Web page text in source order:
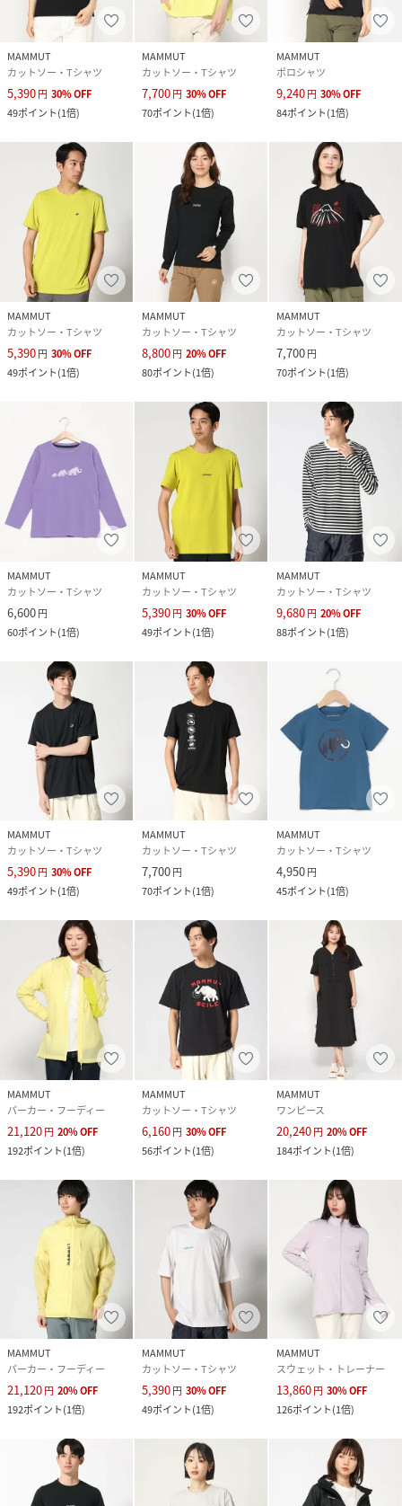
MAMMUT
カットソー・Tシャツ
5,390円 30%OFF
49ポイント(1倍)
MAMMUT
カットソー・Tシャツ
7,700円 30%OFF
70ポイント(1倍)
MAMMUT
ポロシャツ
9,240円 30%OFF
84ポイント(1倍)
MAMMUT
カットソー・Tシャツ
5,390円 30%OFF
49ポイント(1倍)
MAMMUT
カットソー・Tシャツ
8,800円 20%OFF
80ポイント(1倍)
MAMMUT
カットソー・Tシャツ
7,700円
70ポイント(1倍)
MAMMUT
カットソー・Tシャツ
6,600円
60ポイント(1倍)
MAMMUT
カットソー・Tシャツ
5,390円 30%OFF
49ポイント(1倍)
MAMMUT
カットソー・Tシャツ
9,680円 20%OFF
88ポイント(1倍)
MAMMUT
カットソー・Tシャツ
5,390円 30%OFF
49ポイント(1倍)
MAMMUT
カットソー・Tシャツ
7,700円
70ポイント(1倍)
MAMMUT
カットソー・Tシャツ
4,950円
45ポイント(1倍)
MAMMUT
パーカー・フーディー
21,120円 20%OFF
192ポイント(1倍)
MAMMUT
カットソー・Tシャツ
6,160円 30%OFF
56ポイント(1倍)
MAMMUT
ワンピース
20,240円 20%OFF
184ポイント(1倍)
MAMMUT
パーカー・フーディー
21,120円 20%OFF
192ポイント(1倍)
MAMMUT
カットソー・Tシャツ
5,390円 30%OFF
49ポイント(1倍)
MAMMUT
スウェット・トレーナー
13,860円 30%OFF
126ポイント(1倍)